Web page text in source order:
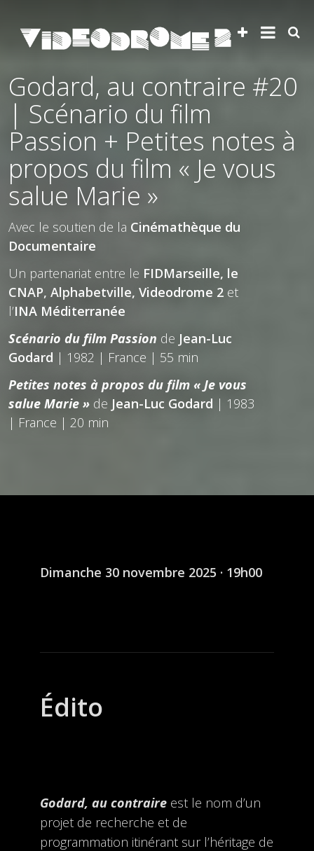
Godard, au contraire #20
| Scénario du film
Passion + Petites notes à
propos du film « Je vous
salue Marie »
Avec le soutien de la Cinémathèque du
Documentaire
Un partenariat entre le FIDMarseille, le
CNAP, Alphabetville, Videodrome 2 et
l’INA Méditerranée
Scénario du film Passion de Jean-Luc
Godard | 1982 | France | 55 min
Petites notes à propos du film « Je vous
salue Marie » de Jean-Luc Godard | 1983
| France | 20 min
Dimanche 30 novembre 2025 · 19h00
Édito
Godard, au contraireest le nom d’un
projet de recherche et de
programmation itinérant sur l’héritage de